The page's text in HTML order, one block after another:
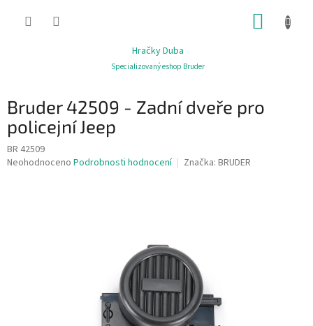
Hračky Duba
Specializovaný eshop Bruder
Bruder 42509 - Zadní dveře pro
policejní Jeep
BR 42509
Průměrné
Neohodnoceno Podrobnosti hodnocení Značka: BRUDER